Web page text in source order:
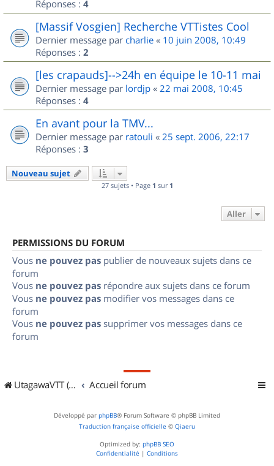
Réponses : 4
[Massif Vosgien] Recherche VTTistes Cool
Dernier message par charlie « 10 juin 2008, 10:49
Réponses : 2
[les crapauds]-->24h en équipe le 10-11 mai
Dernier message par lordjp « 22 mai 2008, 10:45
Réponses : 4
En avant pour la TMV...
Dernier message par ratouli « 25 sept. 2006, 22:17
Réponses : 3
Nouveau sujet
27 sujets • Page 1 sur 1
Aller
PERMISSIONS DU FORUM
Vous ne pouvez pas publier de nouveaux sujets dans ce
forum
Vous ne pouvez pas répondre aux sujets dans ce forum
Vous ne pouvez pas modifier vos messages dans ce
forum
Vous ne pouvez pas supprimer vos messages dans ce
forum
UtagawaVTT (Randos VTT et VTTAE avec traces GPS) Accueil forum
Développé par phpBB® Forum Software © phpBB Limited
Traduction française officielle © Qiaeru
Optimized by: phpBB SEO
Confidentialité | Conditions